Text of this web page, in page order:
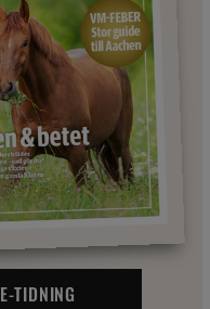
E-TIDNING